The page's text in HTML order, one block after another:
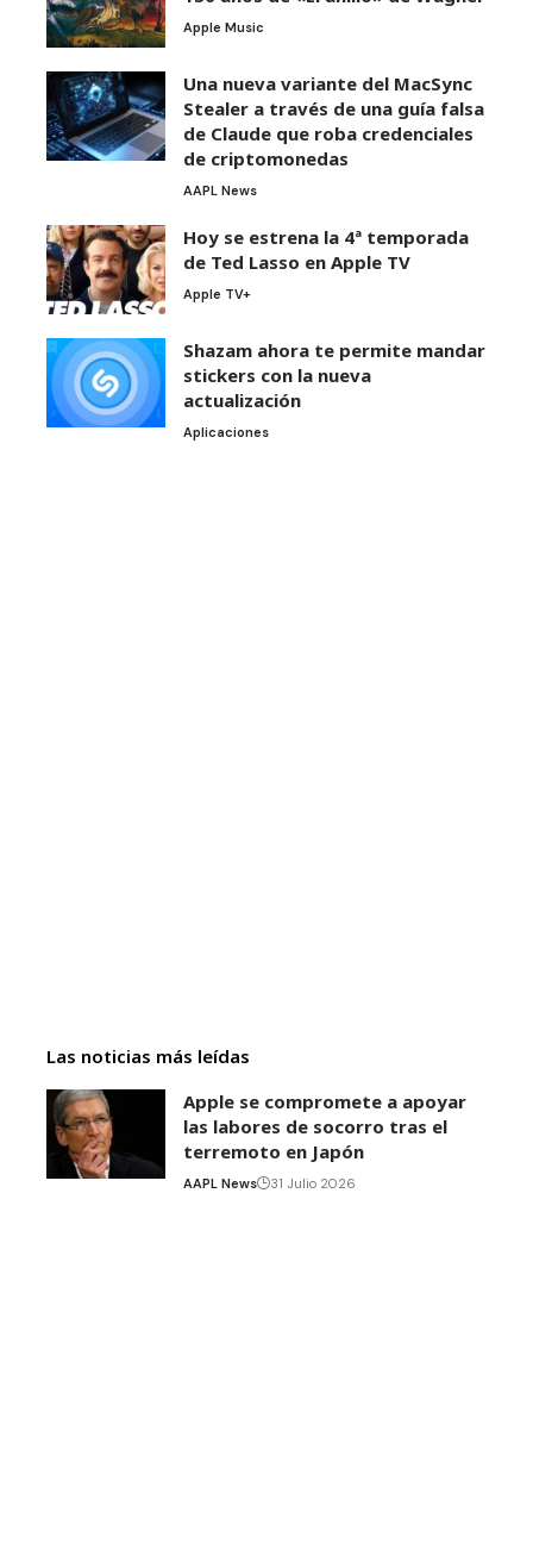
Apple Music
Una nueva variante del MacSync
Stealer a través de una guía falsa
de Claude que roba credenciales
de criptomonedas
AAPL News
Hoy se estrena la 4ª temporada
de Ted Lasso en Apple TV
Apple TV+
Shazam ahora te permite mandar
stickers con la nueva
actualización
Aplicaciones
Las noticias más leídas
Apple se compromete a apoyar
las labores de socorro tras el
terremoto en Japón
AAPL News 31 Julio 2026